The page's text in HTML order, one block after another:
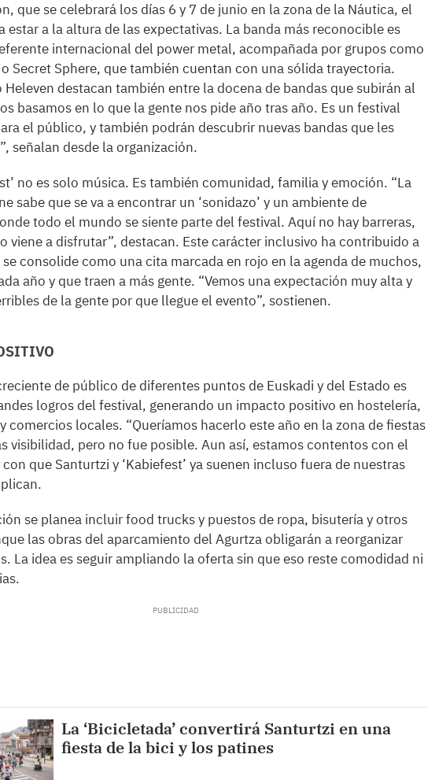
que se celebrará los días 6 y 7 de junio en la zona de la Náutica, el
estar a la altura de las expectativas. La banda más reconocible es
internacional del power metal, acompañada por grupos como
o Secret Sphere, que también cuentan con una sólida trayectoria.
Heleven destacan también entre la docena de bandas que subirán al
basamos en lo que la gente nos pide año tras año. Es un festival
el público, y también podrán descubrir nuevas bandas que les
señalan desde la organización.
no es solo música. Es también comunidad, familia y emoción. “La
sabe que se va a encontrar un ‘sonidazo’ y un ambiente de
todo el mundo se siente parte del festival. Aquí no hay barreras,
viene a disfrutar”, destacan. Este carácter inclusivo ha contribuido a
consolide como una cita marcada en rojo en la agenda de muchos,
año y que traen a más gente. “Vemos una expectación muy alta y
de la gente por que llegue el evento”, sostienen.
de público de diferentes puntos de Euskadi y del Estado es
logros del festival, generando un impacto positivo en hostelería,
comercios locales. “Queríamos hacerlo este año en la zona de fiestas
visibilidad, pero no fue posible. Aun así, estamos contentos con el
que Santurtzi y ‘Kabiefest’ ya suenen incluso fuera de nuestras
se planea incluir food trucks y puestos de ropa, bisutería y otros
las obras del aparcamiento del Agurtza obligarán a reorganizar
La idea es seguir ampliando la oferta sin que eso reste comodidad ni
La ‘Bicicletada’ convertirá Santurtzi en una
fiesta de la bici y los patines